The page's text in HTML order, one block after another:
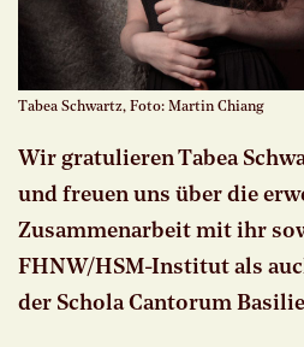
Tabea Schwartz, Foto: Martin Chiang
Wir gratulieren Tabea
und freuen uns über die
Zusammenarbeit mit ihr
FHNW/HSM-Institut als
der Schola Cantorum